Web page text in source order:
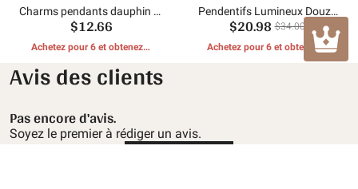
Charms pendants dauphin et
mer
$12.66
Achetez pour 6 et obtenez 1
Pendentifs Lumineux Douze
Constellations
$20.98 $34.00
Achetez pour 6 et obtenez 1
CADEAUX GRATUITS
Avis des clients
Pas encore d'avis.
Soyez le premier à rédiger un avis.